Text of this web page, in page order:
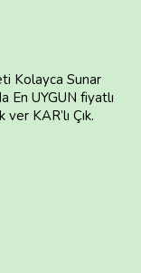
Kolayca Sunar
En UYGUN fiyatlı
KAR’lı Çık.